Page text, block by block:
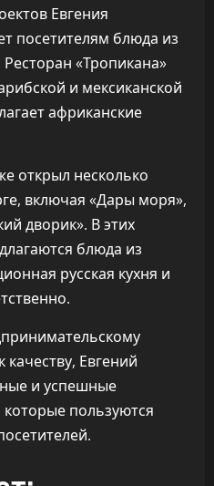
Евгения
посетителям блюда из
«Тропикана»
и мексиканской
африканские
открыл несколько
включая «Дары моря»,
дворик». В этих
блюда из
русская кухня и
Евгений
и успешные
пользуются